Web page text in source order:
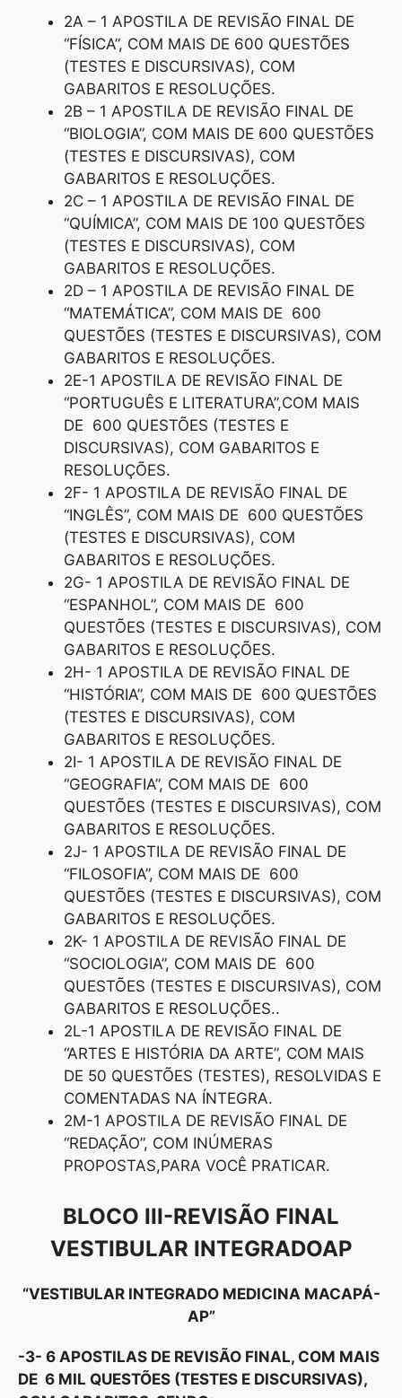
2A – 1 APOSTILA DE REVISÃO FINAL DE
“FÍSICA”, COM MAIS DE 600 QUESTÕES
(TESTES E DISCURSIVAS), COM
GABARITOS E RESOLUÇÕES.
2B – 1 APOSTILA DE REVISÃO FINAL DE
“BIOLOGIA”, COM MAIS DE 600 QUESTÕES
(TESTES E DISCURSIVAS), COM
GABARITOS E RESOLUÇÕES.
2C – 1 APOSTILA DE REVISÃO FINAL DE
“QUÍMICA”, COM MAIS DE 100 QUESTÕES
(TESTES E DISCURSIVAS), COM
GABARITOS E RESOLUÇÕES.
2D – 1 APOSTILA DE REVISÃO FINAL DE
“MATEMÁTICA”, COM MAIS DE 600
QUESTÕES (TESTES E DISCURSIVAS), COM
GABARITOS E RESOLUÇÕES.
2E-1 APOSTILA DE REVISÃO FINAL DE
“PORTUGUÊS E LITERATURA”,COM MAIS
DE 600 QUESTÕES (TESTES E
DISCURSIVAS), COM GABARITOS E
RESOLUÇÕES.
2F- 1 APOSTILA DE REVISÃO FINAL DE
“INGLÊS”, COM MAIS DE 600 QUESTÕES
(TESTES E DISCURSIVAS), COM
GABARITOS E RESOLUÇÕES.
2G- 1 APOSTILA DE REVISÃO FINAL DE
“ESPANHOL”, COM MAIS DE 600
QUESTÕES (TESTES E DISCURSIVAS), COM
GABARITOS E RESOLUÇÕES.
2H- 1 APOSTILA DE REVISÃO FINAL DE
“HISTÓRIA”, COM MAIS DE 600 QUESTÕES
(TESTES E DISCURSIVAS), COM
GABARITOS E RESOLUÇÕES.
2I- 1 APOSTILA DE REVISÃO FINAL DE
“GEOGRAFIA”, COM MAIS DE 600
QUESTÕES (TESTES E DISCURSIVAS), COM
GABARITOS E RESOLUÇÕES.
2J- 1 APOSTILA DE REVISÃO FINAL DE
“FILOSOFIA”, COM MAIS DE 600
QUESTÕES (TESTES E DISCURSIVAS), COM
GABARITOS E RESOLUÇÕES.
2K- 1 APOSTILA DE REVISÃO FINAL DE
“SOCIOLOGIA”, COM MAIS DE 600
QUESTÕES (TESTES E DISCURSIVAS), COM
GABARITOS E RESOLUÇÕES..
2L-1 APOSTILA DE REVISÃO FINAL DE
“ARTES E HISTÓRIA DA ARTE”, COM MAIS
DE 50 QUESTÕES (TESTES), RESOLVIDAS E
COMENTADAS NA ÍNTEGRA.
2M-1 APOSTILA DE REVISÃO FINAL DE
“REDAÇÃO”, COM INÚMERAS
PROPOSTAS,PARA VOCÊ PRATICAR.
BLOCO III-REVISÃO FINAL
VESTIBULAR INTEGRADOAP
“VESTIBULAR INTEGRADO MEDICINA MACAPÁ-
AP”
-3- 6 APOSTILAS DE REVISÃO FINAL, COM MAIS
DE 6 MIL QUESTÕES (TESTES E DISCURSIVAS),